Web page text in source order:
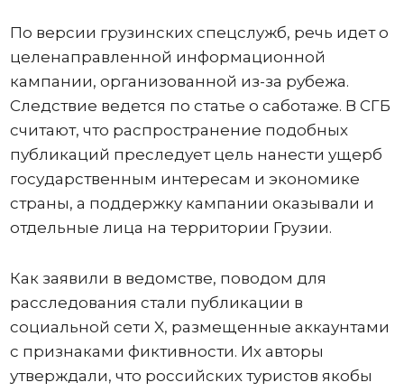
По версии грузинских спецслужб, речь идет о
целенаправленной информационной
кампании, организованной из-за рубежа.
Следствие ведется по статье о саботаже. В СГБ
считают, что распространение подобных
публикаций преследует цель нанести ущерб
государственным интересам и экономике
страны, а поддержку кампании оказывали и
отдельные лица на территории Грузии.
Как заявили в ведомстве, поводом для
расследования стали публикации в
социальной сети X, размещенные аккаунтами
с признаками фиктивности. Их авторы
утверждали, что российских туристов якобы